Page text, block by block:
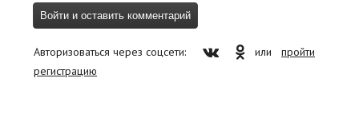
Авторизоваться через соцсети: или пройти
регистрацию